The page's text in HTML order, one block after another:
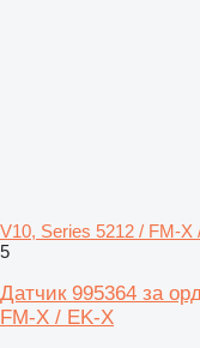
V10, Series 5212 / FM-X
5
Датчик 995364 за
FM-X / EK-X